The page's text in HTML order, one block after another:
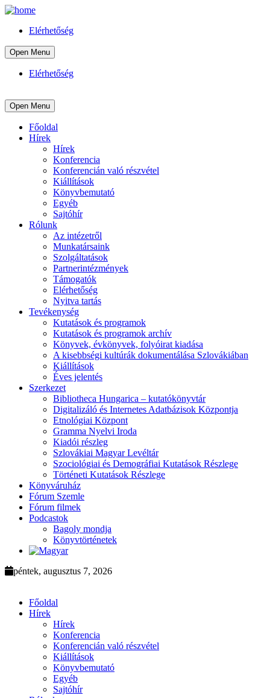
Elérhetőség
Open Menu
Elérhetőség
Open Menu
Főoldal
Hírek
Hírek
Konferencia
Konferencián való részvétel
Kiállítások
Könyvbemutató
Egyéb
Sajtóhír
Rólunk
Az intézetről
Munkatársaink
Szolgáltatások
Partnerintézmények
Támogatók
Elérhetőség
Nyitva tartás
Tevékenység
Kutatások és programok
Kutatások és programok archív
Könyvek, évkönyvek, folyóirat kiadása
A kisebbségi kultúrák dokumentálása Szlovákiában
Kiállítások
Éves jelentés
Szerkezet
Bibliotheca Hungarica – kutatókönyvtár
Digitalizáló és Internetes Adatbázisok Központja
Etnológiai Központ
Gramma Nyelvi Iroda
Kiadói részleg
Szlovákiai Magyar Levéltár
Szociológiai és Demográfiai Kutatások Részlege
Történeti Kutatások Részlege
Könyváruház
Fórum Szemle
Fórum filmek
Podcastok
Bagoly mondja
Könyvtörténetek
péntek, augusztus 7, 2026
Főoldal
Hírek
Hírek
Konferencia
Konferencián való részvétel
Kiállítások
Könyvbemutató
Egyéb
Sajtóhír